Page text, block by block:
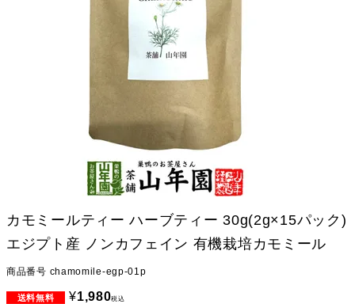
カモミールティー ハーブティー 30g(2g×15パック)
エジプト産 ノンカフェイン 有機栽培カモミール
商品番号 chamomile-egp-01p
¥1,980税込